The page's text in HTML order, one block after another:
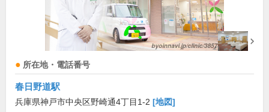
所在地・電話番号
春日野道駅
兵庫県神戸市中央区野崎通4丁目1-2 [地図]